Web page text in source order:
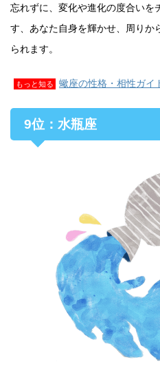
忘れずに、変化や進化の度合いを
す、あなた自身を輝かせ、周りか
られます。
もっと知る 蠍座の性格・相性ガイ
9位：水瓶座